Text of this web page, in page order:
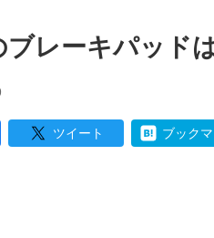
レーキパッド
ツイート ブック